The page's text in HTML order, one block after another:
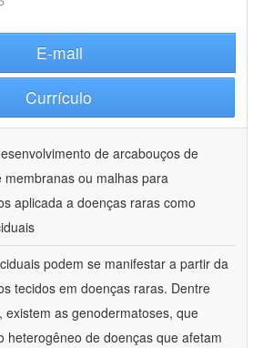
E-mail
Currículo
de arcabouços de
ou malhas para
aplicada a doenças raras como
podem se manifestar a partir da
tecidos em doenças raras. Dentre
existem as genodermatoses, que
heterogêneo de doenças que afetam